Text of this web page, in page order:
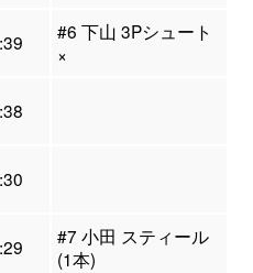
#6 下山 3Pシュート
×
#7 小田 スティール
(1本)